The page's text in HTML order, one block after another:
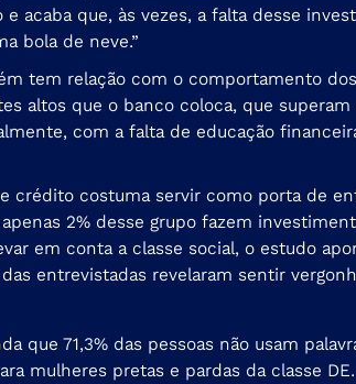
acaba que, às vezes, a falta desse
bola de neve.”
tem relação com o comportamento
altos que o banco coloca, que
com a falta de educação
crédito costuma servir como porta de
2% desse grupo fazem
em conta a classe social, o estudo
entrevistadas revelaram sentir
que 71,3% das pessoas não usam
mulheres pretas e pardas da classe